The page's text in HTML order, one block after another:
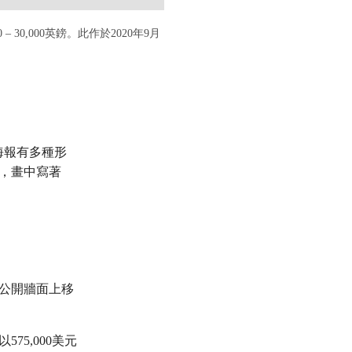
30,000英鎊。此作於2020年9月
報有多種形
畫中寫著
開牆面上移
575,000美元